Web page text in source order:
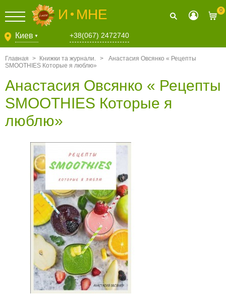
И МНЕ 0
Киев ▼ +38(067) 2472740
Главная > Книжки та журнали. >
Анастасия Овсянко « Рецепты
SMOOTHIES Которые я люблю»
Анастасия Овсянко « Рецепты
SMOOTHIES Которые я
люблю»